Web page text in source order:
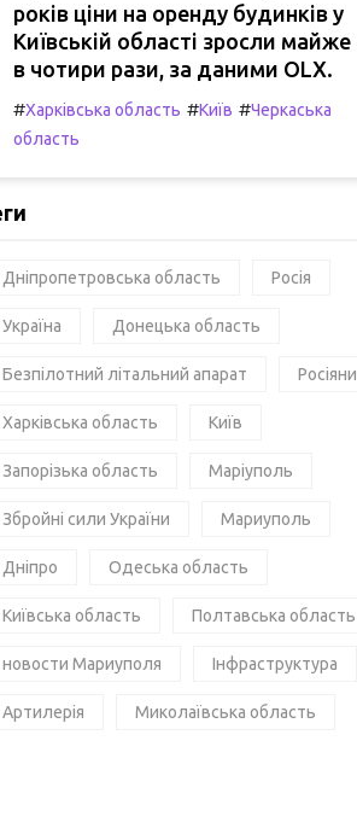
років ціни на оренду будинків у
Київській області зросли майже
в чотири рази, за даними OLX.
#Харківська область #Київ #Черкаська
область
Дніпропетровська область Росія
Україна Донецька область
Безпілотний літальний апарат Росіяни
Харківська область Київ
Запорізька область Маріуполь
Збройні сили України Мариуполь
Дніпро Одеська область
Київська область Полтавська область
новости Мариуполя Інфраструктура
Артилерія Миколаївська область